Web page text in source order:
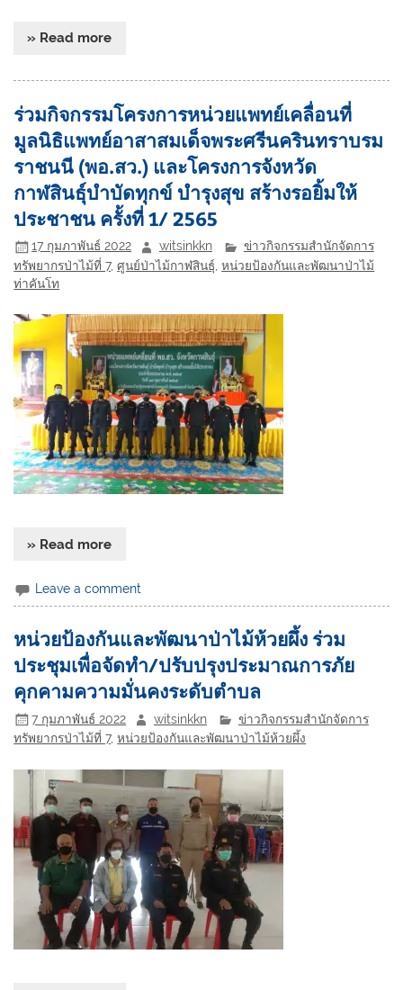
» Read more
ร่วมกิจกรรมโครงการหน่วยแพทย์เคลื่อนที่
มูลนิธิแพทย์อาสาสมเด็จพระศรีนครินทราบรม
ราชนนี (พอ.สว.) และโครงการจังหวัด
กาฬสินธุ์บำบัดทุกข์ บำรุงสุข สร้างรอยิ้มให้
ประชาชน ครั้งที่ 1/ 2565
17 กุมภาพันธ์ 2022 witsinkkn
ข่าวกิจกรรมสำนักจัดการ
ทรัพยากรป่าไม้ที่ 7,ศูนย์ป่าไม้กาฬสินธุ์ ,หน่วยป้องกันและพัฒนาป่าไม้
ท่าคันโท
» Read more
Leave a comment
หน่วยป้องกันและพัฒนาป่าไม้ห้วยผึ้ง ร่วม
ประชุมเพื่อจัดทำ/ปรับปรุงประมาณการภัย
คุกคามความมั่นคงระดับตำบล
7 กุมภาพันธ์ 2022 witsinkkn
ข่าวกิจกรรมสำนักจัดการ
ทรัพยากรป่าไม้ที่ 7,หน่วยป้องกันและพัฒนาป่าไม้ห้วยผึ้ง